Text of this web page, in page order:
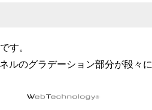
す。
ルのグラデーション部分が段々に